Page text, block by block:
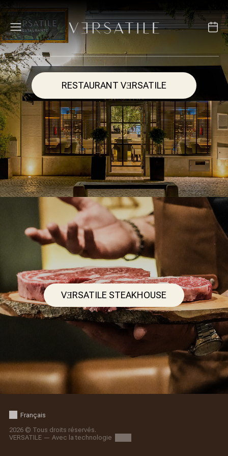
RESTAURANT VƎRSATILE
VƎRSATILE STEAKHOUSE
Français
2026 © Tous droits réservés.
VERSATILE — Avec la technologie